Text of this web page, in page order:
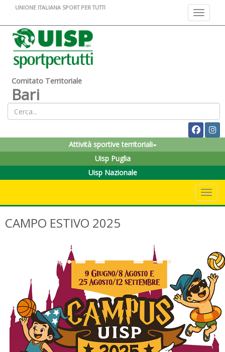
Toggle
UNIONE ITALIANA SPORT PER TUTTI
Comitato Territoriale
Bari
Attività sportive territoriali
Uisp Puglia
Uisp Nazionale
CAMPO ESTIVO 2025